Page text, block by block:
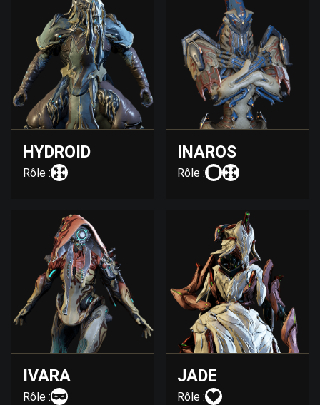
HYDROID
Rôle :
INAROS
Rôle :
IVARA
Rôle :
JADE
Rôle :